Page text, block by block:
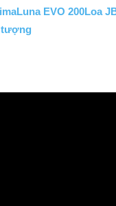
EVO 200Loa
tượng